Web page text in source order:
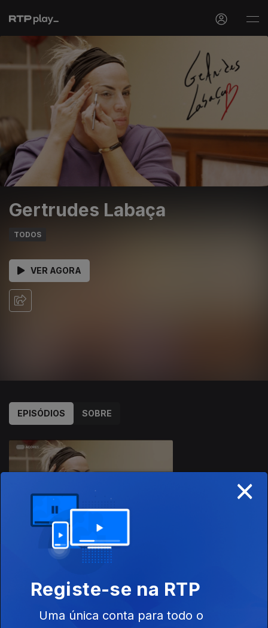
Gertrudes Labaça
TODOS
VER AGORA
EPISÓDIOS SOBRE
738421
Instale a aplicação
×
Registe-se na RTP
Uma única conta para todo o